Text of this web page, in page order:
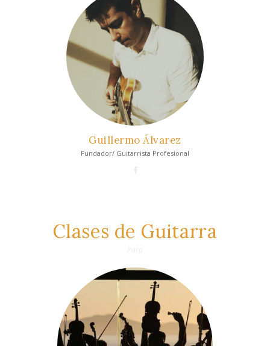
Guillermo Álvarez
Fundador/ Guitarrista Profesional
Clases de Guitarra